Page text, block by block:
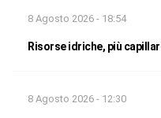
8 Agosto 2026 - 18:54
Risorse idriche, più
8 Agosto 2026 - 12:30